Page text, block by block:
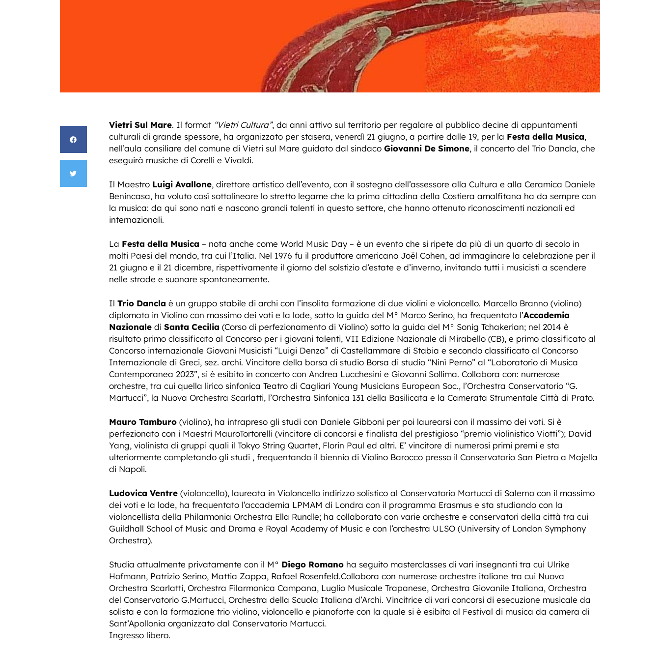
Vietri Sul Mare. Il format “Vietri Cultura”, da anni attivo sul territorio per regalare al pubblico decine di appuntamenti
culturali di grande spessore, ha organizzato per stasera, venerdì 21 giugno, a partire dalle 19, per la Festa della Musica,
nell’aula consiliare del comune di Vietri sul Mare guidato dal sindaco Giovanni De Simone, il concerto del Trio Dancla, che
eseguirà musiche di Corelli e Vivaldi.
Il Maestro Luigi Avallone, direttore artistico dell’evento, con il sostegno dell’assessore alla Cultura e alla Ceramica Daniele
Benincasa, ha voluto così sottolineare lo stretto legame che la prima cittadina della Costiera amalfitana ha da sempre con
la musica: da qui sono nati e nascono grandi talenti in questo settore, che hanno ottenuto riconoscimenti nazionali ed
internazionali.
La Festa della Musica – nota anche come World Music Day – è un evento che si ripete da più di un quarto di secolo in
molti Paesi del mondo, tra cui l’Italia. Nel 1976 fu il produttore americano Joël Cohen, ad immaginare la celebrazione per il
21 giugno e il 21 dicembre, rispettivamente il giorno del solstizio d’estate e d’inverno, invitando tutti i musicisti a scendere
nelle strade e suonare spontaneamente.
Il Trio Dancla è un gruppo stabile di archi con l’insolita formazione di due violini e violoncello. Marcello Branno (violino)
diplomato in Violino con massimo dei voti e la lode, sotto la guida del M° Marco Serino, ha frequentato l’Accademia
Nazionale di Santa Cecilia (Corso di perfezionamento di Violino) sotto la guida del M° Sonig Tchakerian; nel 2014 è
risultato primo classificato al Concorso per i giovani talenti, VII Edizione Nazionale di Mirabello (CB), e primo classificato al
Concorso internazionale Giovani Musicisti “Luigi Denza” di Castellammare di Stabia e secondo classificato al Concorso
Internazionale di Greci, sez. archi. Vincitore della borsa di studio Borsa di studio “Ninì Perno” al “Laboratorio di Musica
Contemporanea 2023”, si è esibito in concerto con Andrea Lucchesini e Giovanni Sollima. Collabora con: numerose
orchestre, tra cui quella lirico sinfonica Teatro di Cagliari Young Musicians European Soc., l’Orchestra Conservatorio “G.
Martucci”, la Nuova Orchestra Scarlatti, l’Orchestra Sinfonica 131 della Basilicata e la Camerata Strumentale Città di Prato.
Mauro Tamburo (violino), ha intrapreso gli studi con Daniele Gibboni per poi laurearsi con il massimo dei voti. Si è
perfezionato con i Maestri MauroTortorelli (vincitore di concorsi e finalista del prestigioso “premio violinistico Viotti”); David
Yang, violinista di gruppi quali il Tokyo String Quartet, Florin Paul ed altri. E’ vincitore di numerosi primi premi e sta
ulteriormente completando gli studi , frequentando il biennio di Violino Barocco presso il Conservatorio San Pietro a Majella
di Napoli.
Ludovica Ventre (violoncello), laureata in Violoncello indirizzo solistico al Conservatorio Martucci di Salerno con il massimo
dei voti e la lode, ha frequentato l’accademia LPMAM di Londra con il programma Erasmus e sta studiando con la
violoncellista della Philarmonia Orchestra Ella Rundle; ha collaborato con varie orchestre e conservatori della città tra cui
Guildhall School of Music and Drama e Royal Academy of Music e con l’orchestra ULSO (University of London Symphony
Orchestra).
Studia attualmente privatamente con il M° Diego Romano ha seguito masterclasses di vari insegnanti tra cui Ulrike
Hofmann, Patrizio Serino, Mattia Zappa, Rafael Rosenfeld.Collabora con numerose orchestre italiane tra cui Nuova
Orchestra Scarlatti, Orchestra Filarmonica Campana, Luglio Musicale Trapanese, Orchestra Giovanile Italiana, Orchestra
del Conservatorio G.Martucci, Orchestra della Scuola Italiana d’Archi. Vincitrice di vari concorsi di esecuzione musicale da
solista e con la formazione trio violino, violoncello e pianoforte con la quale si è esibita al Festival di musica da camera di
Sant’Apollonia organizzato dal Conservatorio Martucci.
Ingresso libero.